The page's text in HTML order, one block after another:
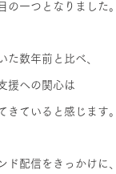
の一つとなりました。
た数年前と比べ、
援への関心は
きていると感じます。
ド配信をきっかけに、